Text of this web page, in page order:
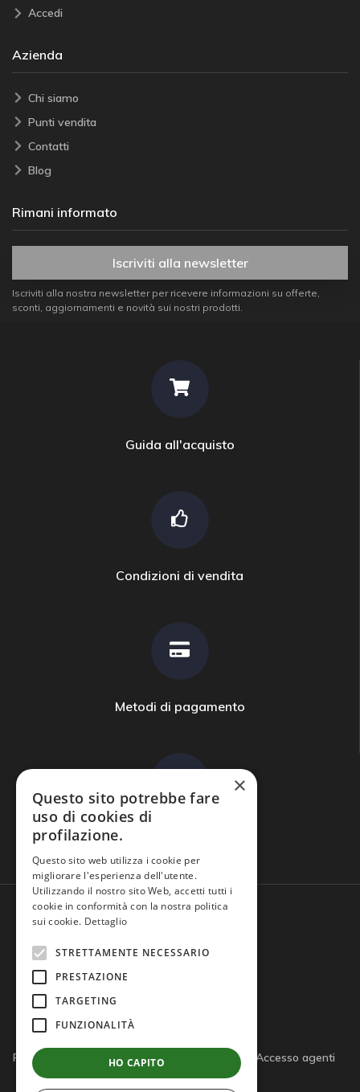
Accedi
Azienda
Chi siamo
Punti vendita
Contatti
Blog
Rimani informato
Iscriviti alla newsletter
Iscriviti alla nostra newsletter per ricevere informazioni su offerte,
sconti, aggiornamenti e novità sui nostri prodotti.
Guida all'acquisto
Condizioni di vendita
Metodi di pagamento
Domande frequenti
Privacy policy Cookie policy Note legali
Accesso agenti
×
Questo sito potrebbe fare
uso di cookies di
profilazione.
Questo sito web utilizza i cookie per
migliorare l'esperienza dell'utente.
Utilizzando il nostro sito Web, accetti tutti i
cookie in conformità con la nostra politica
sui cookie. Dettaglio
STRETTAMENTE NECESSARIO
PRESTAZIONE
TARGETING
FUNZIONALITÀ
HO CAPITO